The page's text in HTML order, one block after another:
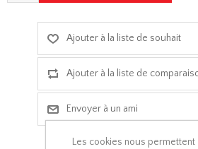
Les cookies nous